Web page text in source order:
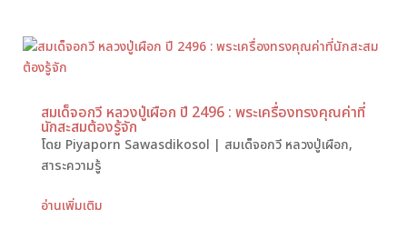
สมเด็จอกวี หลวงปู่เผือก ปี 2496 : พระเครื่องทรงคุณค่าที่
นักสะสมต้องรู้จัก
โดย Piyaporn Sawasdikosol | สมเด็จอกวี หลวงปู่เผือก,
สาระความรู้
อ่านเพิ่มเติม